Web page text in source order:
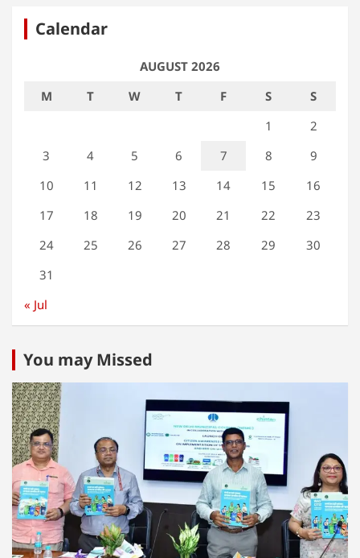
Calendar
AUGUST 2026
M
T W T F S
S
1
2
3
4 5 6 7 8
9
10
11 12 13 14 15
16
17
18 19 20 21 22
23
24
25 26 27 28 29
30
31
« Jul
You may Missed